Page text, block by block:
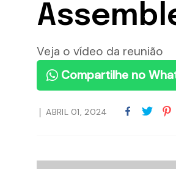
Veja o vídeo da reunião
Compartilhe no
ABRIL 01, 2024